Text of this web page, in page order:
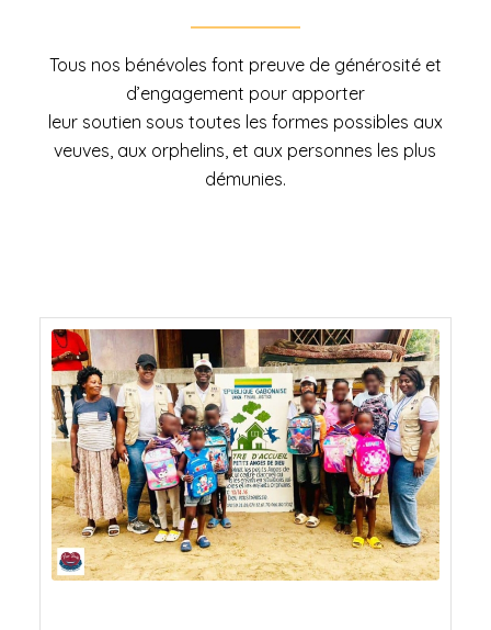
Tous nos bénévoles font preuve de générosité et
d’engagement pour apporter
leur soutien sous toutes les formes possibles aux
veuves, aux orphelins, et aux personnes les plus
démunies.
ORPHELINAT LES PETITS ANGES
DE DIEU, LAMBARÉNÉ